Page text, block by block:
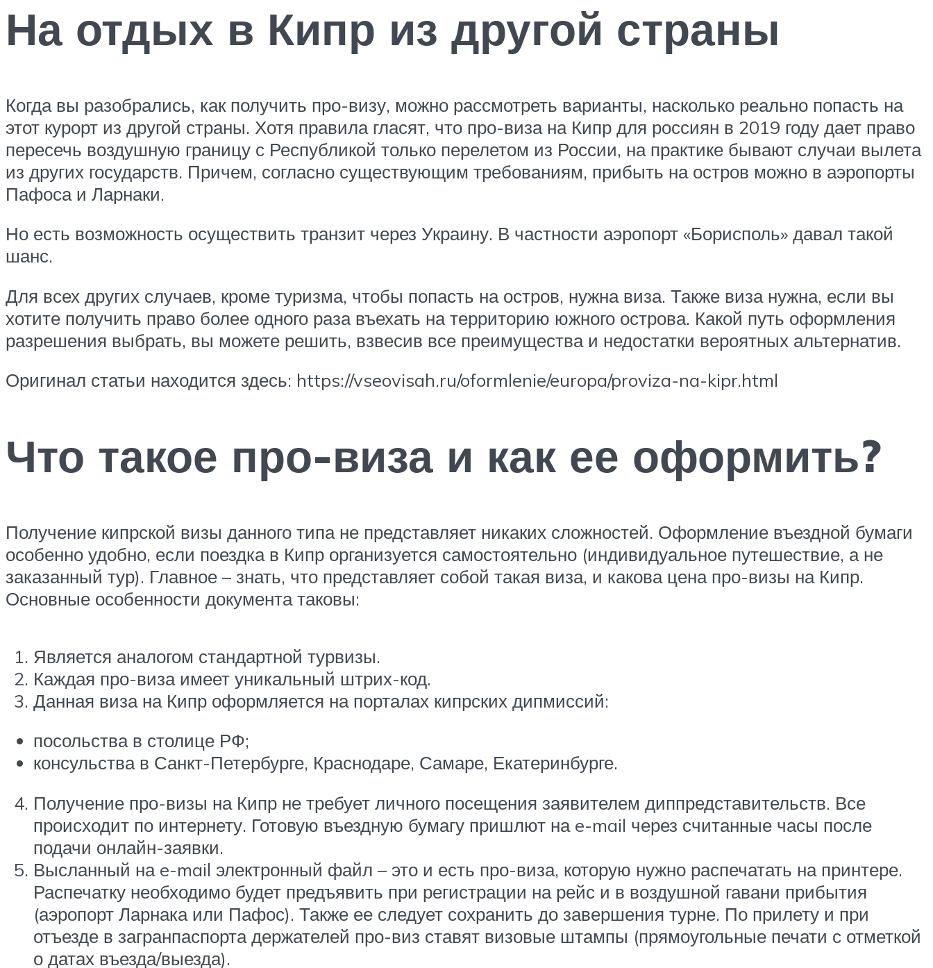
На отдых в Кипр из другой страны
Когда вы разобрались, как получить про-визу, можно рассмотреть варианты, насколько реально попасть на
этот курорт из другой страны. Хотя правила гласят, что про-виза на Кипр для россиян в 2019 году дает право
пересечь воздушную границу с Республикой только перелетом из России, на практике бывают случаи вылета
из других государств. Причем, согласно существующим требованиям, прибыть на остров можно в аэропорты
Пафоса и Ларнаки.
Но есть возможность осуществить транзит через Украину. В частности аэропорт «Борисполь» давал такой
шанс.
Для всех других случаев, кроме туризма, чтобы попасть на остров, нужна виза. Также виза нужна, если вы
хотите получить право более одного раза въехать на территорию южного острова. Какой путь оформления
разрешения выбрать, вы можете решить, взвесив все преимущества и недостатки вероятных альтернатив.
Оригинал статьи находится здесь: https://vseovisah.ru/oformlenie/europa/proviza-na-kipr.html
Что такое про-виза и как ее оформить?
Получение кипрской визы данного типа не представляет никаких сложностей. Оформление въездной бумаги
особенно удобно, если поездка в Кипр организуется самостоятельно (индивидуальное путешествие, а не
заказанный тур). Главное – знать, что представляет собой такая виза, и какова цена про-визы на Кипр.
Основные особенности документа таковы:
Является аналогом стандартной турвизы.
Каждая про-виза имеет уникальный штрих-код.
Данная виза на Кипр оформляется на порталах кипрских дипмиссий:
посольства в столице РФ;
консульства в Санкт-Петербурге, Краснодаре, Самаре, Екатеринбурге.
Получение про-визы на Кипр не требует личного посещения заявителем диппредставительств. Все
происходит по интернету. Готовую въездную бумагу пришлют на e-mail через считанные часы после
подачи онлайн-заявки.
Высланный на e-mail электронный файл – это и есть про-виза, которую нужно распечатать на принтере.
Распечатку необходимо будет предъявить при регистрации на рейс и в воздушной гавани прибытия
(аэропорт Ларнака или Пафос). Также ее следует сохранить до завершения турне. По прилету и при
отъезде в загранпаспорта держателей про-виз ставят визовые штампы (прямоугольные печати с отметкой
о датах въезда/выезда).